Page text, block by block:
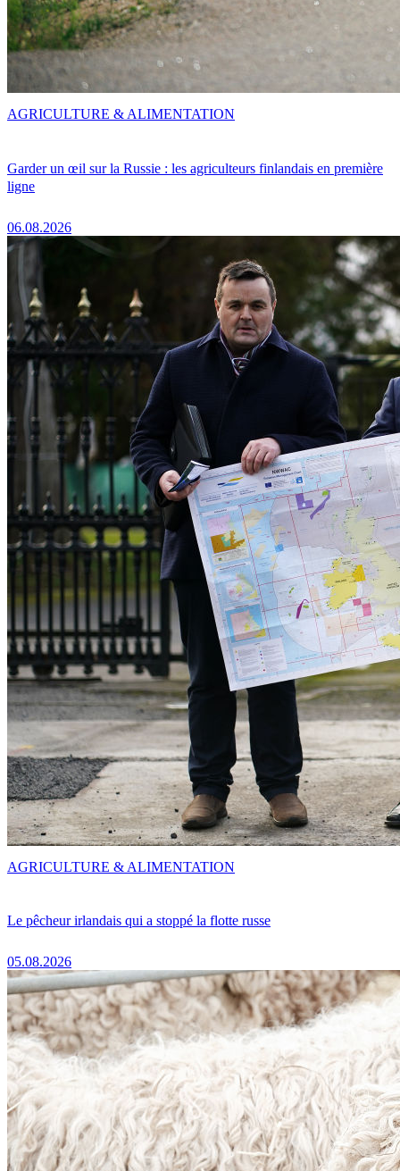
Garder un œil sur la Russie : les agriculteurs finlandais en première
ligne
06.08.2026
AGRICULTURE & ALIMENTATION
Le pêcheur irlandais qui a stoppé la flotte russe
05.08.2026
AGRICULTURE & ALIMENTATION